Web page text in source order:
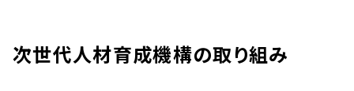
次世代人材育成機構の取り組み